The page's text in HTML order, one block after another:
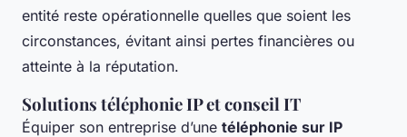
entité reste opérationnelle quelles que soient les
circonstances, évitant ainsi pertes financières ou
atteinte à la réputation.
Solutions téléphonie IP et conseil IT
Équiper son entreprise d’une téléphonie sur IP